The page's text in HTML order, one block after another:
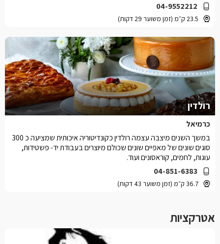
04-9552212
23.5 ק״מ (זמן משוער 29 דקות)
רולדין
כרמיאל
04-851-6383
36.7 ק״מ (זמן משוער 43 דקות)
במשך השנים מיצבה עצמה רולדין כקונדיטוריה איכותית שמציעה כ 300
סוגים שונים של מאפיים שונים שכולם מיוצרים בעבודת יד- פשטידות,
עוגות, לחמים, קוראסונים ועוד.
אטרקציות